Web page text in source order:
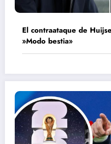
El contraataque de
»Modo bestia»